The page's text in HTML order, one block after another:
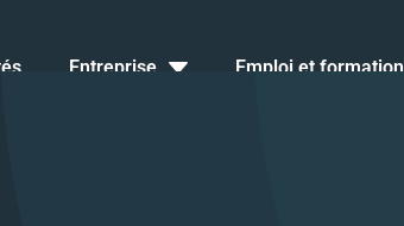
Entreprise Emploi et formation